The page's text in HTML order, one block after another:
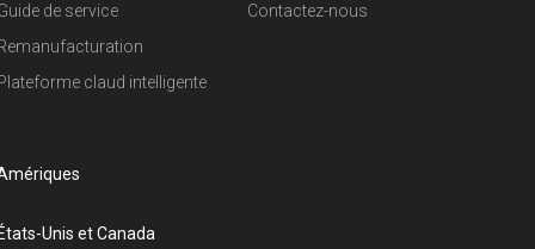
de service
claud intelligente
Contactez-nous
États-Unis et Canada